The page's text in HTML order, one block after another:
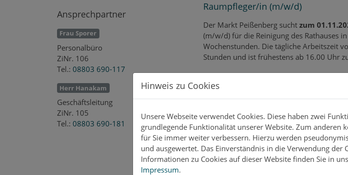
Raumpfleger/in (m/w/d)
Der Markt Peißenberg sucht zum
(m/w/d) für die Reinigung des Rathauses
Wochenstunden. Die tägliche Arbeitszeit
Stunden und ist frühestens ab 16.00 Uhr
Mitarbeiter/in (m/w/d) für das
in Teilzeit mit 20 Wochenstunden
Der Markt Peißenberg suchtzum
Ansprechpartner
Frau Sporer
Personalbüro
ZiNr. 106
Tel.: 08803 690-117
Herr Hanakam
Geschäftsleitung
ZiNr. 105
Tel.: 08803 690-181
Hinweis zu Cookies
Unsere Webseite verwendet Cookies. Diese haben zwei
grundlegende Funktionalität unserer Website. Zum anderen
für Sie immer weiter verbessern. Hierzu werden
und ausgewertet. Das Einverständnis in die Verwendung
Informationen zu Cookies auf dieser Website finden Sie in
Impressum.